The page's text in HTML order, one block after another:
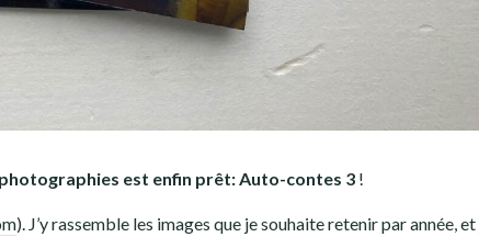
est enfin prêt: Auto-contes 3 !
). J’y rassemble les images que je souhaite retenir par année, et